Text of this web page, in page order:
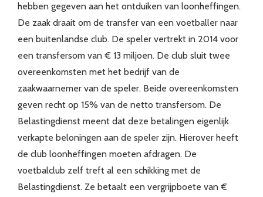
hebben gegeven aan het ontduiken van loonheffingen.
De zaak draait om de transfer van een voetballer naar
een buitenlandse club. De speler vertrekt in 2014 voor
een transfersom van € 13 miljoen. De club sluit twee
overeenkomsten met het bedrijf van de
zaakwaarnemer van de speler. Beide overeenkomsten
geven recht op 15% van de netto transfersom. De
Belastingdienst meent dat deze betalingen eigenlijk
verkapte beloningen aan de speler zijn. Hierover heeft
de club loonheffingen moeten afdragen. De
voetbalclub zelf treft al een schikking met de
Belastingdienst. Ze betaalt een vergrijpboete van €